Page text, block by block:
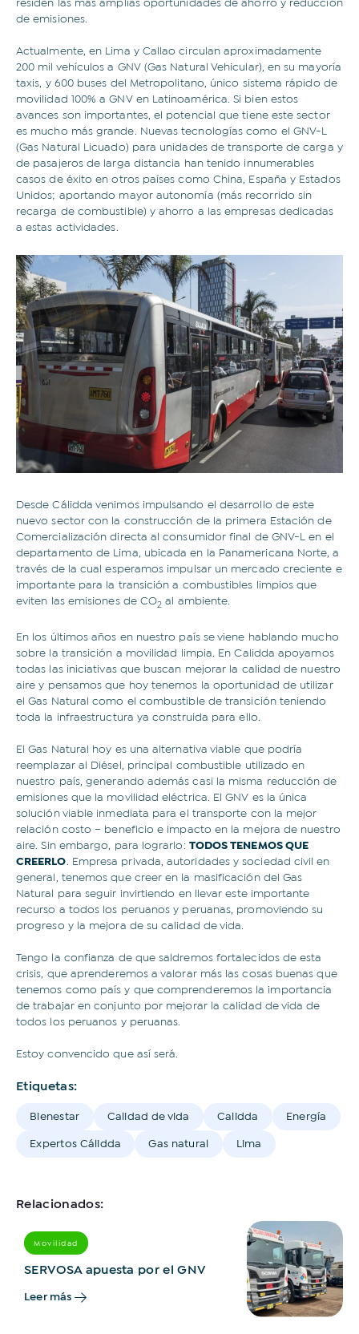
residen las más amplias oportunidades de ahorro y reducción
de emisiones.
Actualmente, en Lima y Callao circulan aproximadamente
200 mil vehículos a GNV (Gas Natural Vehicular), en su mayoría
taxis, y 600 buses del Metropolitano, único sistema rápido de
movilidad 100% a GNV en Latinoamérica. Si bien estos
avances son importantes, el potencial que tiene este sector
es mucho más grande. Nuevas tecnologías como el GNV-L
(Gas Natural Licuado) para unidades de transporte de carga y
de pasajeros de larga distancia han tenido innumerables
casos de éxito en otros países como China, España y Estados
Unidos; aportando mayor autonomía (más recorrido sin
recarga de combustible) y ahorro a las empresas dedicadas
a estas actividades.
Desde Cálidda venimos impulsando el desarrollo de este
nuevo sector con la construcción de la primera Estación de
Comercialización directa al consumidor final de GNV-L en el
departamento de Lima, ubicada en la Panamericana Norte, a
través de la cual esperamos impulsar un mercado creciente e
importante para la transición a combustibles limpios que
eviten las emisiones de CO2 al ambiente.
En los últimos años en nuestro país se viene hablando mucho
sobre la transición a movilidad limpia. En Calidda apoyamos
todas las iniciativas que buscan mejorar la calidad de nuestro
aire y pensamos que hoy tenemos la oportunidad de utilizar
el Gas Natural como el combustible de transición teniendo
toda la infraestructura ya construida para ello.
El Gas Natural hoy es una alternativa viable que podría
reemplazar al Diésel, principal combustible utilizado en
nuestro país, generando además casi la misma reducción de
emisiones que la movilidad eléctrica. El GNV es la única
solución viable inmediata para el transporte con la mejor
relación costo – beneficio e impacto en la mejora de nuestro
aire. Sin embargo, para lograrlo: TODOS TENEMOS QUE
CREERLO . Empresa privada, autoridades y sociedad civil en
general, tenemos que creer en la masificación del Gas
Natural para seguir invirtiendo en llevar este importante
recurso a todos los peruanos y peruanas, promoviendo su
progreso y la mejora de su calidad de vida.
Tengo la confianza de que saldremos fortalecidos de esta
crisis, que aprenderemos a valorar más las cosas buenas que
tenemos como país y que comprenderemos la importancia
de trabajar en conjunto por mejorar la calidad de vida de
todos los peruanos y peruanas.
Estoy convencido que así será.
Etiquetas:
Bienestar Calidad de vida Calidda Energía
Expertos Cálidda Gas natural Lima
Relacionados:
Movilidad
SERVOSA apuesta por el GNV
Leer más
Sostenibilidad
Hospitales y clínicas Industrias
Movilidad Eventos
Tips y consejos
Correo electrónico
Correo electrónico
Acepto los Términos y condicionesy laPolítica
Web de Privacidad.
Suscribirme